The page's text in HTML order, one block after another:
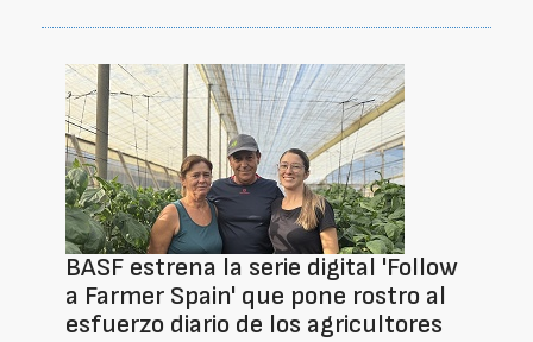
BASF estrena la serie digital 'Follow
a Farmer Spain' que pone rostro al
esfuerzo diario de los agricultores